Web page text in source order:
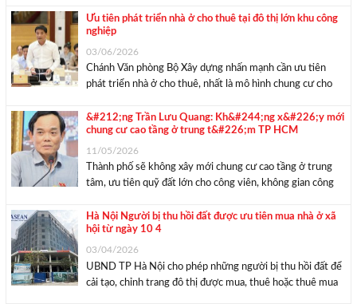
Bộ trưởng Xây dựng vừa ...
Ưu tiên phát triển nhà ở cho thuê tại đô thị lớn khu công
nghiệp
03/06/2026
Chánh Văn phòng Bộ Xây dựng nhấn mạnh cần ưu tiên
phát triển nhà ở cho thuê, nhất là mô hình chung cư cho
Bộ Xây dựng Lâm Văn Hoàng. Ảnh: VGP. Thông ...
&#212;ng Trần Lưu Quang: Kh&#244;ng x&#226;y mới
chung cư cao tầng ở trung t&#226;m TP HCM
11/05/2026
Thành phố sẽ không xây mới chung cư cao tầng ở trung
tâm, ưu tiên quỹ đất lớn cho công viên, không gian công
Lưu Quang. Tại buổi tiếp xúc cử ...
Hà Nội Người bị thu hồi đất được ưu tiên mua nhà ở xã
hội từ ngày 10 4
03/04/2026
UBND TP Hà Nội cho phép những người bị thu hồi đất để
cải tạo, chỉnh trang đô thị được mua, thuê hoặc thuê mua